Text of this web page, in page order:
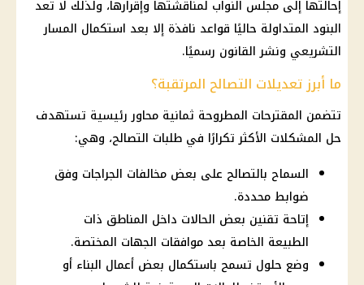
إحالتها إلى مجلس النواب لمناقشتها وإقرارها، ولذلك لا تعد
البنود المتداولة حاليًا قواعد نافذة إلا بعد استكمال المسار
التشريعي ونشر القانون رسميًا.
ما أبرز تعديلات التصالح المرتقبة؟
تتضمن المقترحات المطروحة ثمانية محاور رئيسية تستهدف
حل المشكلات الأكثر تكرارًا في طلبات التصالح، وهي:
السماح بالتصالح على بعض مخالفات الجراجات وفق
ضوابط محددة.
إتاحة تقنين بعض الحالات داخل المناطق ذات
الطبيعة الخاصة بعد موافقات الجهات المختصة.
وضع حلول تسمح باستكمال بعض أعمال البناء أو